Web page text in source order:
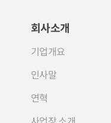
회사소개
기업개요
인사말
연혁